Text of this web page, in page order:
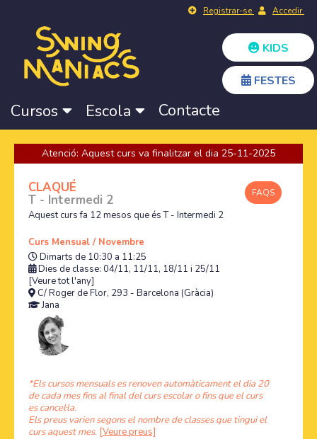
Registrar-se Accedir
KIDS
FESTES
Cursos Escola Contacte
Atenció: Aquest curs va finalitzar el dia 25-11-2025
FAQS
CLAQUÉ
T - Intermedi 2
Aquest curs fa 12 mesos que és T - Intermedi 2
Curs Mensual / Novembre
Dimarts de 10:30 a 11:25
Dies de classe: 04/11, 11/11, 18/11 i 25/11
[Veure tot l'any]
C/ Roger de Flor, 293 - Barcelona (Gràcia)
Jana
*Els cursos mensuals es renoven automàticament el dia 20
de cada mes fins al final del curs escolar o fins que el curs
es cancel·la.
Els preus varien segons el nombre de classes que tingui el
curs aquest mes. [Veure preus]